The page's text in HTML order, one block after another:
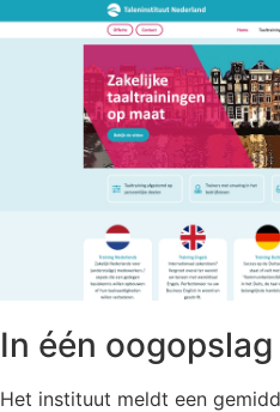
In één oogopslag
Het instituut meldt een